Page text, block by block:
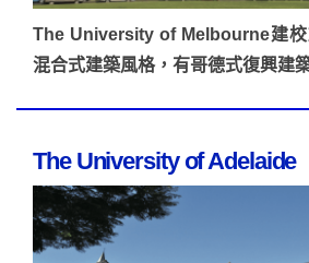
The University of Melbourne建
混合式建築風格，有哥德式復興建
The University of Adelaide